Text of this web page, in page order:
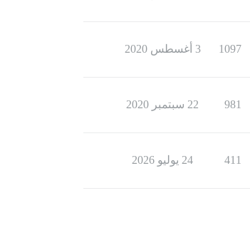
1097 3 أغسطس 2020
981 22 سبتمبر 2020
411 24 يوليو 2026